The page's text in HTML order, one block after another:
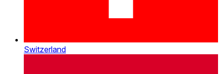
Switzerland